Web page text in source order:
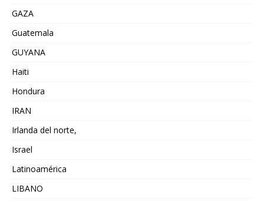
GAZA
Guatemala
GUYANA
Haiti
Hondura
IRAN
Irlanda del norte,
Israel
Latinoamérica
LIBANO